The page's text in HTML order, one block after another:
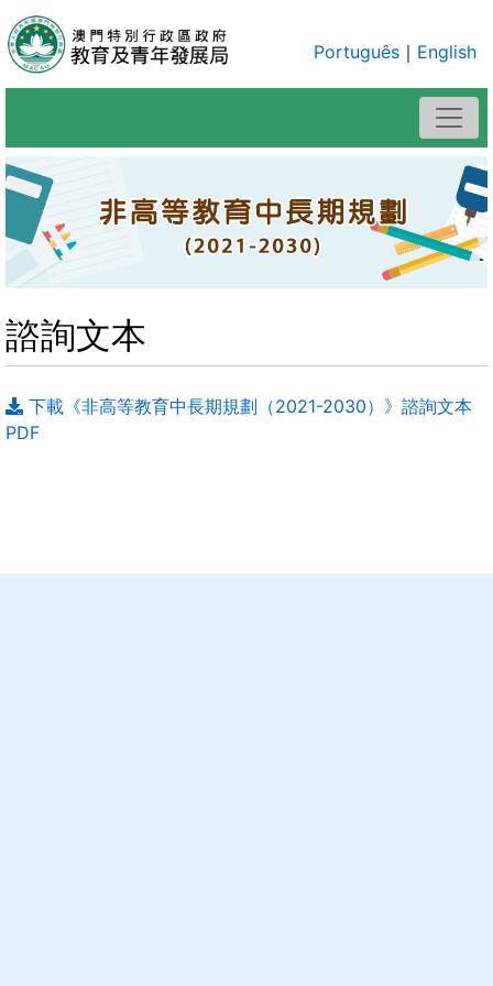
Português ｜ English
諮詢文本
下載《非高等教育中長期規劃（2021-2030）》諮詢文本
PDF